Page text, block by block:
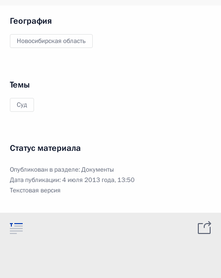
География
Новосибирская область
Темы
Суд
Статус материала
Опубликован в разделе:Документы
Дата публикации:4 июля 2013 года, 13:50
Текстовая версия